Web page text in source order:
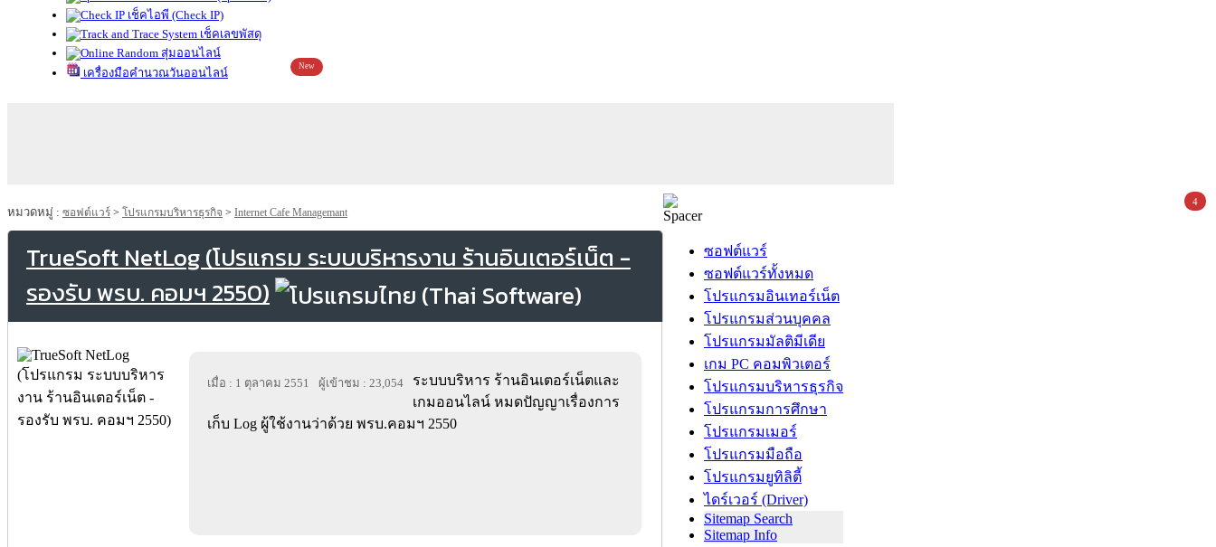
เช็คไอพี (Check IP)
เช็คเลขพัสดุ
สุ่มออนไลน์
เครื่องมือคำนวณวันออนไลน์
New
หมวดหมู่ : ซอฟต์แวร์ > โปรแกรมบริหารธุรกิจ > Internet Cafe Managemant
TrueSoft NetLog (โปรแกรม ระบบบริหารงาน ร้านอินเตอร์เน็ต -
รองรับ พรบ. คอมฯ 2550)
เมื่อ : 1 ตุลาคม 2551 ผู้เข้าชม : 23,054
ระบบบริหาร ร้านอินเตอร์เน็ตและ
เกมออนไลน์ หมดปัญญาเรื่องการ
เก็บ Log ผู้ใช้งานว่าด้วย พรบ.คอมฯ 2550
ซอฟต์แวร์
ซอฟต์แวร์ทั้งหมด
โปรแกรมอินเทอร์เน็ต
โปรแกรมส่วนบุคคล
โปรแกรมมัลติมีเดีย
เกม PC คอมพิวเตอร์
โปรแกรมบริหารธุรกิจ
โปรแกรมการศึกษา
โปรแกรมเมอร์
โปรแกรมมือถือ
โปรแกรมยูทิลิตี้
ไดร์เวอร์ (Driver)
Sitemap Search
Sitemap Info
4